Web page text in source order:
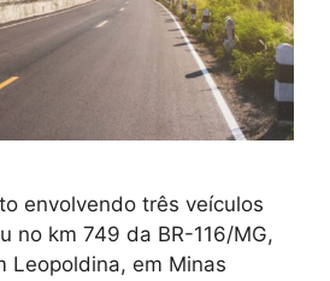
envolvendo três veículos
no km 749 da BR-116/MG,
Leopoldina, em Minas